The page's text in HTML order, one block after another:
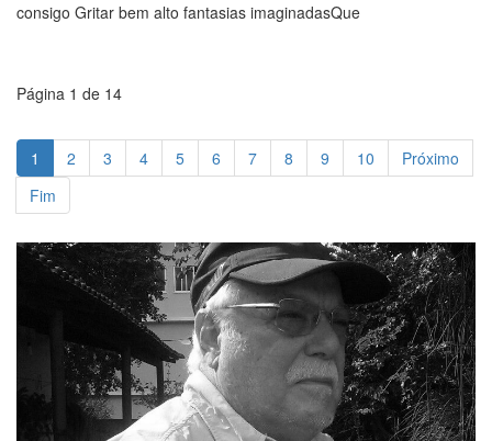
consigo Gritar bem alto fantasias imaginadasQue
Página 1 de 14
1 2 3 4 5 6 7 8 9 10
Próximo
Fim